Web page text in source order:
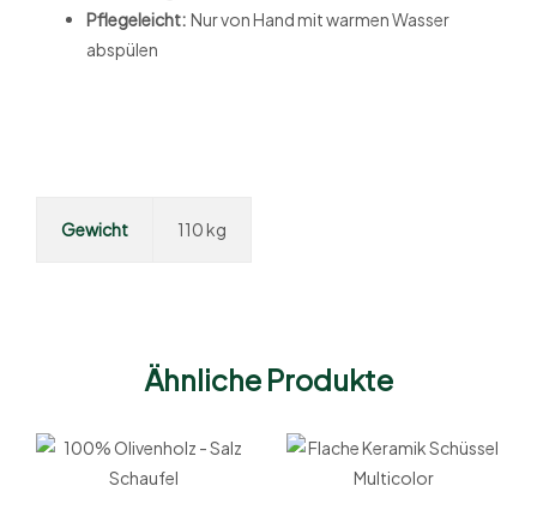
Pflegeleicht: Nur von Hand mit warmen Wasser
abspülen
Gewicht 110 kg
Ähnliche Produkte